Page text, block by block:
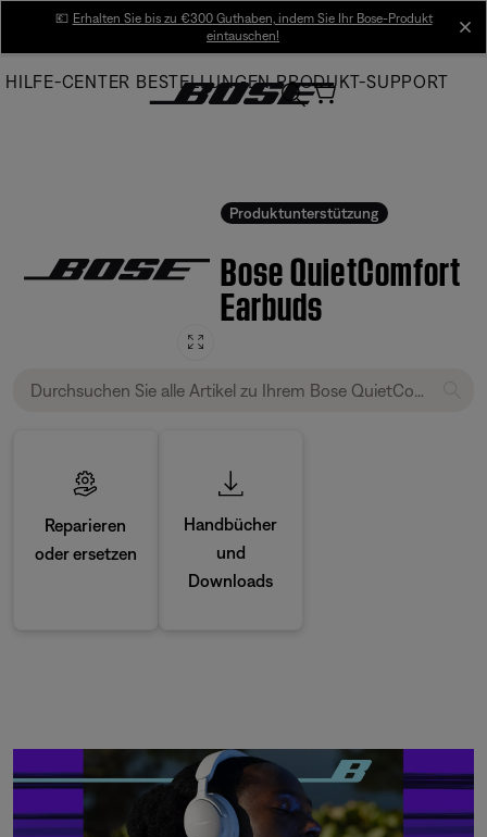
Main
💶 Erhalten Sie bis zu €300 Guthaben, indem Sie Ihr Bose-Produkt
eintauschen!
HILFE-CENTER BESTELLUNGEN PRODUKT-SUPPORT
Produktunterstützung
Bose QuietComfort
Earbuds
Reparieren
oder ersetzen
Handbücher
und
Downloads